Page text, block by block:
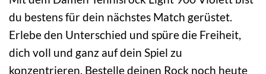
du bestens für dein nächstes Match gerüstet.
Erlebe den Unterschied und spüre die Freiheit,
dich voll und ganz auf dein Spiel zu
konzentrieren. Bestelle deinen Rock noch heute